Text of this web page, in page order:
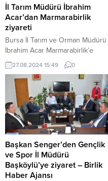
22 Mayıs tarihlerindeki
etkinliklerde yer alacak ve
Anıtkabir’deki özel...
İl Tarım Müdürü İbrahim
Acar’dan Marmarabirlik
ziyareti
Bursa İl Tarım ve Orman Müdürü
İbrahim Acar Marmarabirlik’e
ziyarette bulundu. Acar, 2024/25
ürün alım kampanyası öncesi
Yönetim Kurulu Başkanı Hidamet
Asa ile verimli bir görüşme
gerçekleştirdiklerini ifade etti.
BURSA (İGFA) – Bursa İl Tarım ve
Orman Müdürü İbrahim Acar’a
ziyaretlerinden dolayı teşekkür
eden Hidamet Asa, “Son yılların
en yüksek...
27.08.2024 15:49 0
Başkan Senger’den Gençlik
ve Spor İl Müdürü
Başköylü’ye ziyaret – Birlik
Haber Ajansı